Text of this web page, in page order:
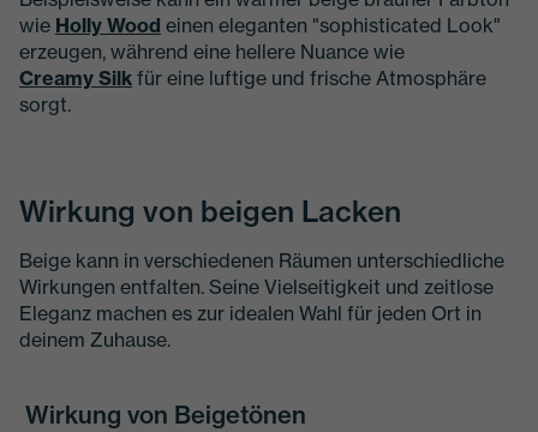
wie Holly Wood einen eleganten "sophisticated Look"
erzeugen, während eine hellere Nuance wie
Creamy Silk für eine luftige und frische Atmosphäre
sorgt.
Wirkung von beigen Lacken
Beige kann in verschiedenen Räumen unterschiedliche
Wirkungen entfalten. Seine Vielseitigkeit und zeitlose
Eleganz machen es zur idealen Wahl für jeden Ort in
deinem Zuhause.
Wirkung von Beigetönen